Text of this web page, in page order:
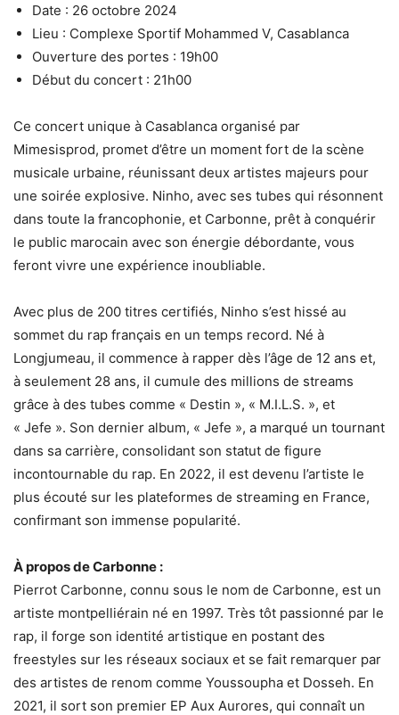
Date : 26 octobre 2024
Lieu : Complexe Sportif Mohammed V, Casablanca
Ouverture des portes : 19h00
Début du concert : 21h00
Ce concert unique à Casablanca organisé par
Mimesisprod, promet d’être un moment fort de la scène
musicale urbaine, réunissant deux artistes majeurs pour
une soirée explosive. Ninho, avec ses tubes qui résonnent
dans toute la francophonie, et Carbonne, prêt à conquérir
le public marocain avec son énergie débordante, vous
feront vivre une expérience inoubliable.
Avec plus de 200 titres certifiés, Ninho s’est hissé au
sommet du rap français en un temps record. Né à
Longjumeau, il commence à rapper dès l’âge de 12 ans et,
à seulement 28 ans, il cumule des millions de streams
grâce à des tubes comme « Destin », « M.I.L.S. », et
« Jefe ». Son dernier album, « Jefe », a marqué un tournant
dans sa carrière, consolidant son statut de figure
incontournable du rap. En 2022, il est devenu l’artiste le
plus écouté sur les plateformes de streaming en France,
confirmant son immense popularité.
À propos de Carbonne :
Pierrot Carbonne, connu sous le nom de Carbonne, est un
artiste montpelliérain né en 1997. Très tôt passionné par le
rap, il forge son identité artistique en postant des
freestyles sur les réseaux sociaux et se fait remarquer par
des artistes de renom comme Youssoupha et Dosseh. En
2021, il sort son premier EP Aux Aurores, qui connaît un